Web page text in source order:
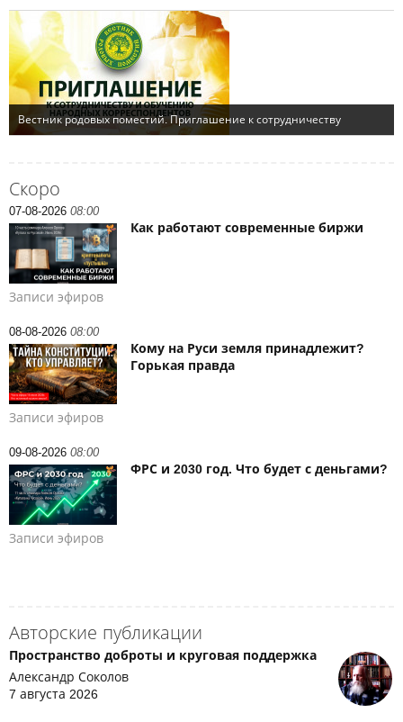
Скоро
07-08-2026 08:00
Как работают современные биржи
Записи эфиров
08-08-2026 08:00
Кому на Руси земля принадлежит?
Горькая правда
Записи эфиров
09-08-2026 08:00
ФРС и 2030 год. Что будет с деньгами?
Записи эфиров
Авторские публикации
Пространство доброты и круговая поддержка
Александр Соколов
7 августа 2026